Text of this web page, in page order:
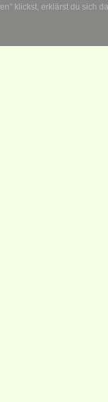
klickst, erklärst du sich